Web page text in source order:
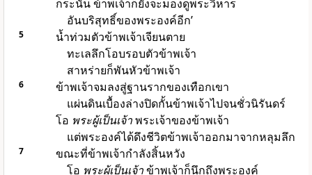
กระนั้น ข้าพเจ้าก็ยังจะมองดูพระวิหาร
อันบริสุทธิ์ของพระองค์อีก’
5
น้ำท่วมตัวข้าพเจ้าเจียนตาย
ทะเลลึกโอบรอบตัวข้าพเจ้า
สาหร่ายก็พันหัวข้าพเจ้า
6
ข้าพเจ้าจมลงสู่ฐานรากของเทือกเขา
แผ่นดินเบื้องล่างปิดกั้นข้าพเจ้าไปจนชั่วนิรันดร์
โอ พระผู้เป็นเจ้าพระเจ้าของข้าพเจ้า
แต่พระองค์ได้ดึงชีวิตข้าพเจ้าออกมาจากหลุมลึก
7
ขณะที่ข้าพเจ้ากำลังสิ้นหวัง
โอ พระผู้เป็นเจ้าข้าพเจ้าก็นึกถึงพระองค์